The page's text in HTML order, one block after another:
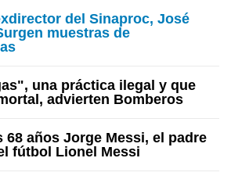
del Sinaproc, José
muestras de
una práctica ilegal y que
advierten Bomberos
68 años Jorge Messi, el padre
fútbol Lionel Messi